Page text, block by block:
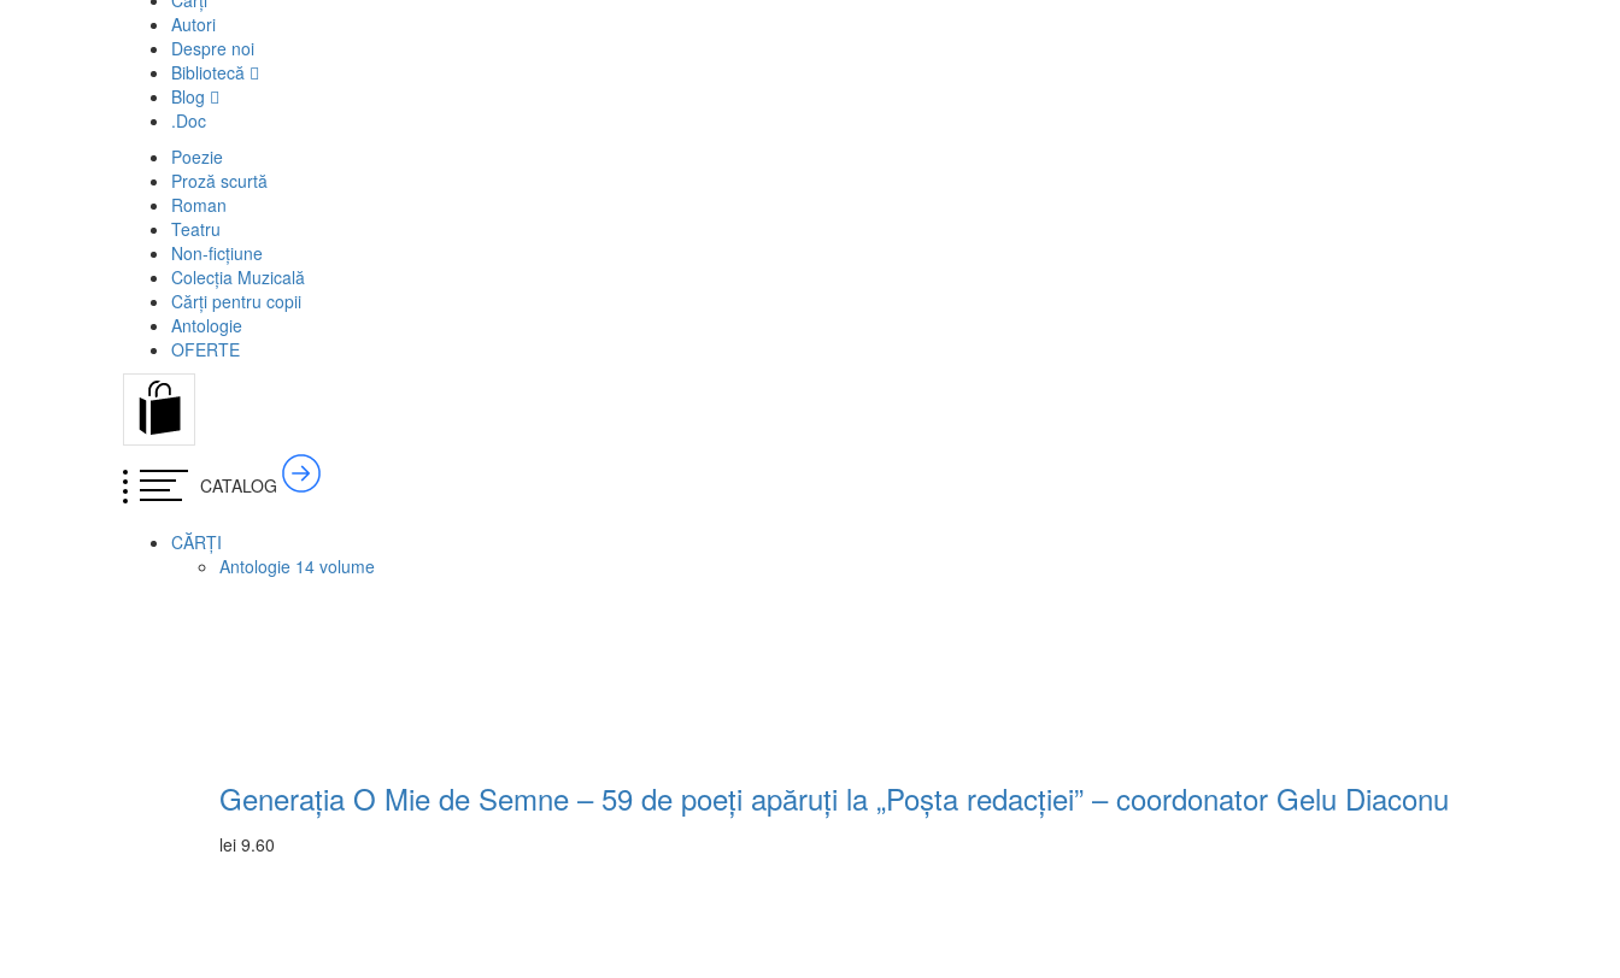
Autori
Despre noi
Bibliotecă
Blog
.Doc
Poezie
Proză scurtă
Roman
Teatru
Non-ficțiune
Colecția Muzicală
Cărți pentru copii
Antologie
OFERTE
CATALOG
CĂRȚI
Antologie 14 volume
Generația O Mie de Semne – 59 de poeți apăruți la „Poșta redacției” – coordonator Gelu Diaconu
lei 9.60